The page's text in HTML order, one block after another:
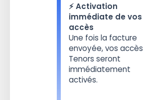
⚡️ Activation
immédiate de vos
accès
Une fois la facture
envoyée, vos accès
Tenors seront
immédiatement
activés.